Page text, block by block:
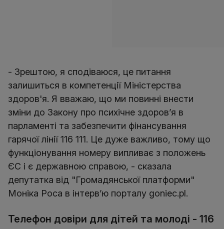
- Зрештою, я сподіваюся, це питання
залишиться в компетенції Міністерства
здоров'я. Я вважаю, що ми повинні внести
зміни до Закону про психічне здоров’я в
парламенті та забезпечити фінансування
гарячої лінії 116 111. Це дуже важливо, тому що
функціонування номеру випливає з положень
ЄС і є державною справою, - сказала
депутатка від "Громадянської платформи"
Моніка Роса в інтерв’ю порталу goniec.pl.
Телефон довіри для дітей та молоді - 116